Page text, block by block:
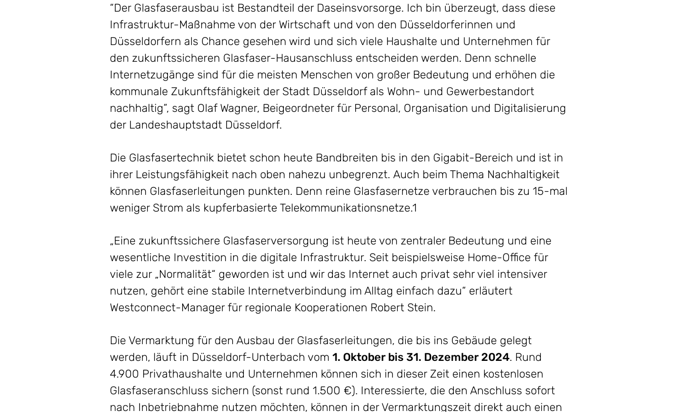
“Der Glasfaserausbau ist Bestandteil der Daseinsvorsorge. Ich bin überzeugt, dass diese
Infrastruktur-Maßnahme von der Wirtschaft und von den Düsseldorferinnen und
Düsseldorfern als Chance gesehen wird und sich viele Haushalte und Unternehmen für
den zukunftssicheren Glasfaser-Hausanschluss entscheiden werden. Denn schnelle
Internetzugänge sind für die meisten Menschen von großer Bedeutung und erhöhen die
kommunale Zukunftsfähigkeit der Stadt Düsseldorf als Wohn- und Gewerbestandort
nachhaltig”, sagt Olaf Wagner, Beigeordneter für Personal, Organisation und Digitalisierung
der Landeshauptstadt Düsseldorf.
Die Glasfasertechnik bietet schon heute Bandbreiten bis in den Gigabit-Bereich und ist in
ihrer Leistungsfähigkeit nach oben nahezu unbegrenzt. Auch beim Thema Nachhaltigkeit
können Glasfaserleitungen punkten. Denn reine Glasfasernetze verbrauchen bis zu 15-mal
weniger Strom als kupferbasierte Telekommunikationsnetze.1
„Eine zukunftssichere Glasfaserversorgung ist heute von zentraler Bedeutung und eine
wesentliche Investition in die digitale Infrastruktur. Seit beispielsweise Home-Office für
viele zur „Normalität“ geworden ist und wir das Internet auch privat sehr viel intensiver
nutzen, gehört eine stabile Internetverbindung im Alltag einfach dazu“ erläutert
Westconnect-Manager für regionale Kooperationen Robert Stein.
Die Vermarktung für den Ausbau der Glasfaserleitungen, die bis ins Gebäude gelegt
werden, läuft in Düsseldorf-Unterbach vom 1. Oktober bis 31. Dezember 2024. Rund
4.900 Privathaushalte und Unternehmen können sich in dieser Zeit einen kostenlosen
Glasfaseranschluss sichern (sonst rund 1.500 €). Interessierte, die den Anschluss sofort
nach Inbetriebnahme nutzen möchten, können in der Vermarktungszeit direkt auch einen